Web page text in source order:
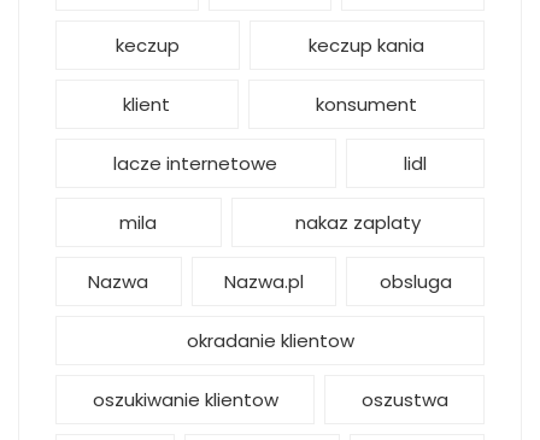
keczup keczup kania
klient konsument
lacze internetowe lidl
mila nakaz zaplaty
Nazwa Nazwa.pl obsluga
okradanie klientow
oszukiwanie klientow oszustwa